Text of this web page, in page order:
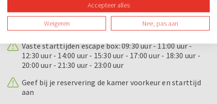
Vaste starttijden escape room: 10:00 uur - 11:30 uur -
13:00 uur - 14:30 uur - 16:00 uur - 17:30 uur - 19:00 uur -
20:30 uur - 22:00 uur - 23:30 uur
Vaste starttijden escape box: 09:30 uur - 11:00 uur -
12:30 uur - 14:00 uur - 15:30 uur - 17:00 uur - 18:30 uur -
20:00 uur - 21:30 uur - 23:00 uur
Geef bij je reservering de kamer voorkeur en starttijd
aan
Accepteer alles
Weigeren Nee, pas aan